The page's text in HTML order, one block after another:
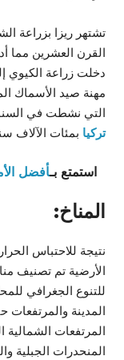
تشتهر ريزا بزراعة
القرن العشرين مما
دخلت زراعة الكيوي
مهنة صيد الأسماك
التي نشطت في
تركيا بمئات الآلاف
استمتع بـأفضل
المناخ:
نتيجة للاحتباس
الأرضية تم تصنيف
للتنوع الجغرافي
المدينة
المرتفعات
المنحدرات الجبلية